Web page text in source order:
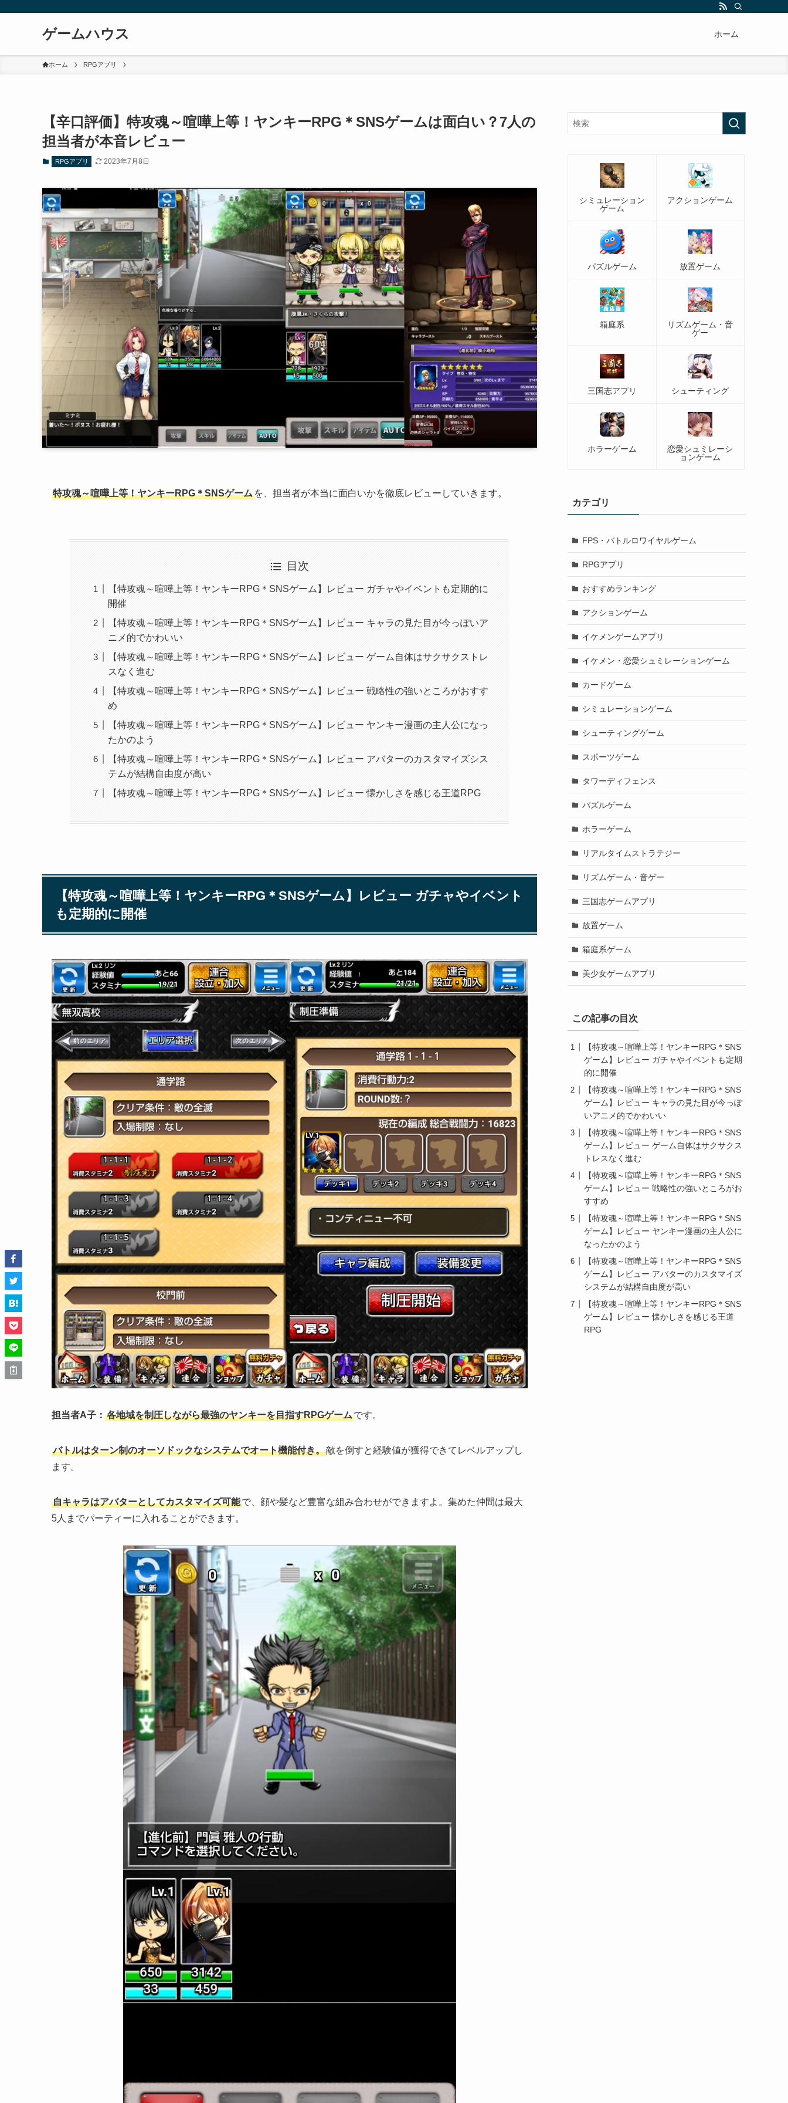
ゲームハウス ホーム
ホーム RPGアプリ
【辛口評価】特攻魂～喧嘩上等！ヤンキーRPG＊SNSゲームは面白い？7人の
担当者が本音レビュー
RPGアプリ 2023年7月8日
特攻魂～喧嘩上等！ヤンキーRPG＊SNSゲーム を、担当者が本当に面白いかを徹底レビューしていきます。
目次
【特攻魂～喧嘩上等！ヤンキーRPG＊SNSゲーム】レビュー ガチャやイベントも定期的に
開催
【特攻魂～喧嘩上等！ヤンキーRPG＊SNSゲーム】レビュー キャラの見た目が今っぽいア
ニメ的でかわいい
【特攻魂～喧嘩上等！ヤンキーRPG＊SNSゲーム】レビュー ゲーム自体はサクサクストレ
スなく進む
【特攻魂～喧嘩上等！ヤンキーRPG＊SNSゲーム】レビュー 戦略性の強いところがおすす
め
【特攻魂～喧嘩上等！ヤンキーRPG＊SNSゲーム】レビュー ヤンキー漫画の主人公になっ
たかのよう
【特攻魂～喧嘩上等！ヤンキーRPG＊SNSゲーム】レビュー アバターのカスタマイズシス
テムが結構自由度が高い
【特攻魂～喧嘩上等！ヤンキーRPG＊SNSゲーム】レビュー 懐かしさを感じる王道RPG
【特攻魂～喧嘩上等！ヤンキーRPG＊SNSゲーム】レビュー ガチャやイベント
も定期的に開催
担当者A子： 各地域を制圧しながら最強のヤンキーを目指すRPGゲームです。
バトルはターン制のオーソドックなシステムでオート機能付き。敵を倒すと経験値が獲得できてレベルアップし
ます。
自キャラはアバターとしてカスタマイズ可能で、顔や髪など豊富な組み合わせができますよ。集めた仲間は最大
5人までパーティーに入れることができます。
シミュレーション
ゲーム
アクションゲーム
パズルゲーム 放置ゲーム
箱庭系
リズムゲーム・音
ゲー
三国志アプリ シューティング
ホラーゲーム
恋愛シュミレーシ
ョンゲーム
カテゴリ
FPS・バトルロワイヤルゲーム
RPGアプリ
おすすめランキング
アクションゲーム
イケメンゲームアプリ
イケメン・恋愛シュミレーションゲーム
カードゲーム
シミュレーションゲーム
シューティングゲーム
スポーツゲーム
タワーディフェンス
パズルゲーム
ホラーゲーム
リアルタイムストラテジー
リズムゲーム・音ゲー
三国志ゲームアプリ
放置ゲーム
箱庭系ゲーム
美少女ゲームアプリ
この記事の目次
【特攻魂～喧嘩上等！ヤンキーRPG＊SNS
ゲーム】レビュー ガチャやイベントも定期
的に開催
【特攻魂～喧嘩上等！ヤンキーRPG＊SNS
ゲーム】レビュー キャラの見た目が今っぽ
いアニメ的でかわいい
【特攻魂～喧嘩上等！ヤンキーRPG＊SNS
ゲーム】レビュー ゲーム自体はサクサクス
トレスなく進む
【特攻魂～喧嘩上等！ヤンキーRPG＊SNS
ゲーム】レビュー 戦略性の強いところがお
すすめ
【特攻魂～喧嘩上等！ヤンキーRPG＊SNS
ゲーム】レビュー ヤンキー漫画の主人公に
なったかのよう
【特攻魂～喧嘩上等！ヤンキーRPG＊SNS
ゲーム】レビュー アバターのカスタマイズ
システムが結構自由度が高い
【特攻魂～喧嘩上等！ヤンキーRPG＊SNS
ゲーム】レビュー 懐かしさを感じる王道
RPG